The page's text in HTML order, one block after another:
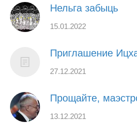
Нельга забыць
15.01.2022
Приглашение
27.12.2021
Прощайте,
13.12.2021